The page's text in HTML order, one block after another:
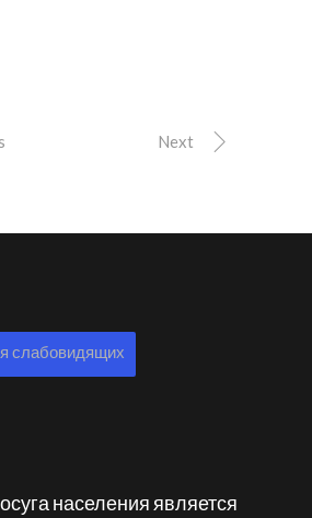
Next
слабовидящих
населения является